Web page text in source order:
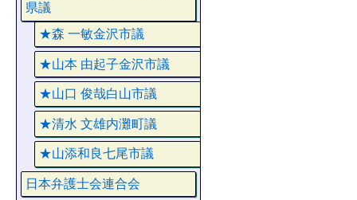
県議
★森 一敏金沢市議
★山本 由起子金沢市議
★山口 俊哉白山市議
★清水 文雄内灘町議
★山添和良七尾市議
日本弁護士会連合会